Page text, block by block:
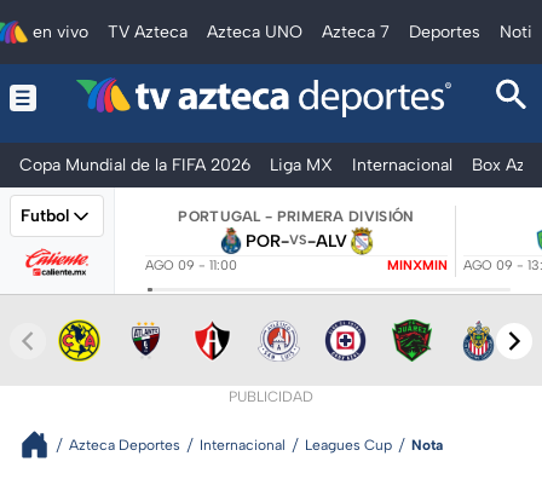
en vivo TV Azteca Azteca UNO Azteca 7 Deportes
Copa Mundial de la FIFA 2026 Liga MX Internacional Box
Futbol PORTUGAL - PRIMERA DIVISIÓN
POR-VS-ALV
AGO 09 - 11:00 MINXMIN AGO 09 -
PUBLICIDAD
Azteca Deportes Internacional Leagues Cup Nota